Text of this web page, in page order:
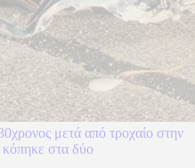
μετά από τροχαίο στην
στα δύο